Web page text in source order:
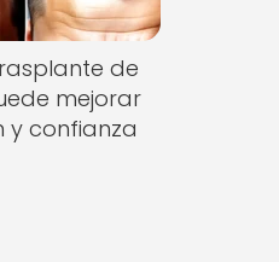
de
mejorar
y confianza